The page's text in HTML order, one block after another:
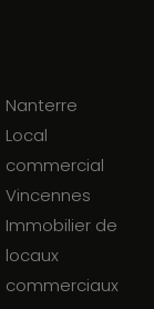
Nanterre
Local
commercial
Vincennes
Immobilier de
locaux
commerciaux